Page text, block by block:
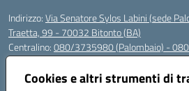
Cookies e altri strumenti di
Indirizzo:Via Senatore Sylos Labini (sede
Traetta, 99 - 70032 Bitonto (BA)
Centralino:080/3735980 (Palombaio) -
Email:
Posta elettronica certificata (PEC):